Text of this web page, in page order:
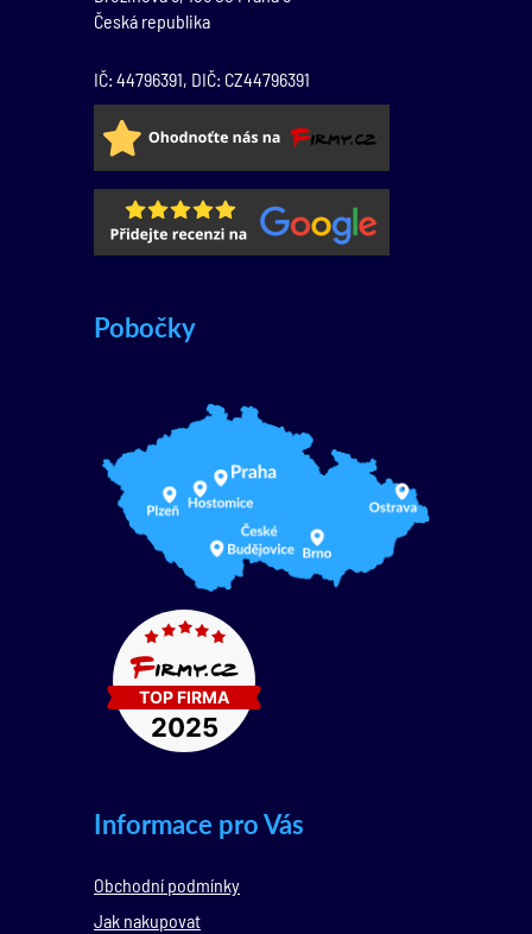
Česká republika
IČ: 44796391, DIČ: CZ44796391
Pobočky
Informace pro Vás
Obchodní podmínky
Jak nakupovat